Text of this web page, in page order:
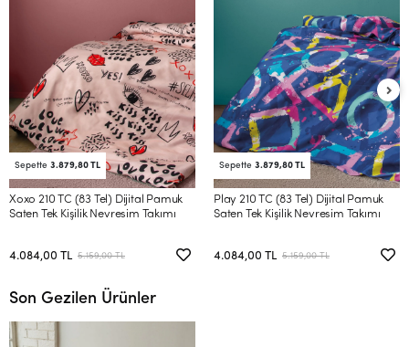
Sepette 3.879,80 TL
Xoxo 210 TC (83 Tel) Dijital Pamuk
Saten Tek Kişilik Nevresim Takımı
4.084,00 TL 5.159,00 TL
Sepette 3.879,80 TL
Play 210 TC (83 Tel) Dijital Pamuk
Saten Tek Kişilik Nevresim Takımı
4.084,00 TL 5.159,00 TL
Son Gezilen Ürünler